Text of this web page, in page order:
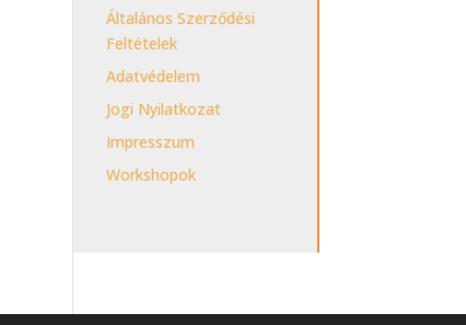
Általános Szerződési
Feltételek
Adatvédelem
Jogi Nyilatkozat
Impresszum
Workshopok